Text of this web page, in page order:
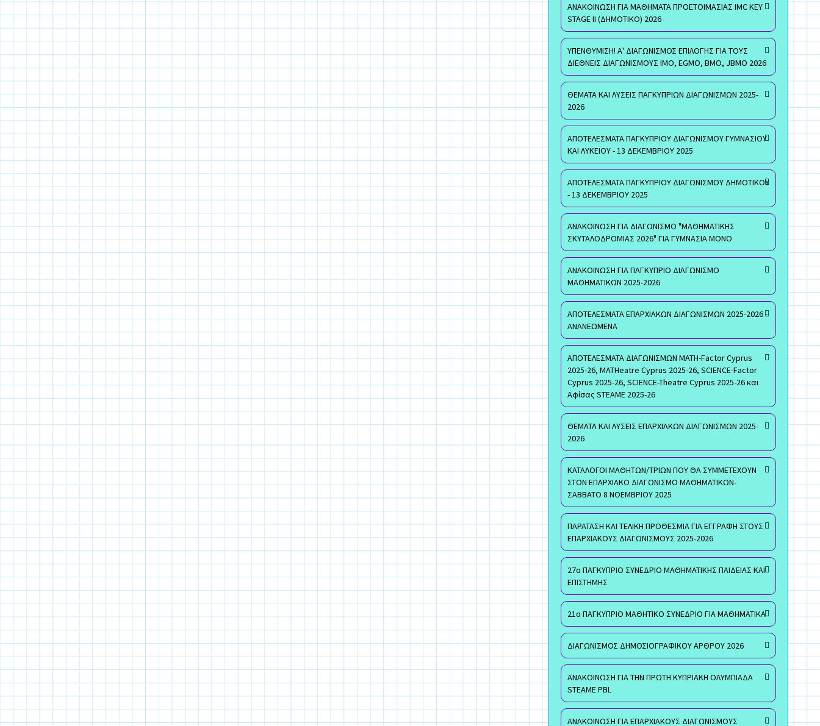
ΑΝΑΚΟΙΝΩΣΗ ΓΙΑ ΜΑΘΗΜΑΤΑ ΠΡΟΕΤΟΙΜΑΣΙΑΣ IMC KEY
STAGE II (ΔΗΜΟΤΙΚΟ) 2026
ΥΠΕΝΘΥΜΙΣΗ! Α' ΔΙΑΓΩΝΙΣΜΟΣ ΕΠΙΛΟΓΗΣ ΓΙΑ ΤΟΥΣ
ΔΙΕΘΝΕΙΣ ΔΙΑΓΩΝΙΣΜΟΥΣ ΙΜΟ, EGMO, ΒΜΟ, JBMO 2026
ΘΕΜΑΤΑ ΚΑΙ ΛΥΣΕΙΣ ΠΑΓΚΥΠΡΙΩΝ ΔΙΑΓΩΝΙΣΜΩΝ 2025-
2026
ΑΠΟΤΕΛΕΣΜΑΤΑ ΠΑΓΚΥΠΡΙΟΥ ΔΙΑΓΩΝΙΣΜΟΥ ΓΥΜΝΑΣΙΟΥ
ΚΑΙ ΛΥΚΕΙΟΥ - 13 ΔΕΚΕΜΒΡΙΟΥ 2025
ΑΠΟΤΕΛΕΣΜΑΤΑ ΠΑΓΚΥΠΡΙΟΥ ΔΙΑΓΩΝΙΣΜΟΥ ΔΗΜΟΤΙΚΟΥ
- 13 ΔΕΚΕΜΒΡΙΟΥ 2025
ΑΝΑΚΟΙΝΩΣΗ ΓΙΑ ΔΙΑΓΩΝΙΣΜΟ "ΜΑΘΗΜΑΤΙΚΗΣ
ΣΚΥΤΑΛΟΔΡΟΜΙΑΣ 2026" ΓΙΑ ΓΥΜΝΑΣΙΑ ΜΟΝΟ
ΑΝΑΚΟΙΝΩΣΗ ΓΙΑ ΠΑΓΚΥΠΡΙΟ ΔΙΑΓΩΝΙΣΜΟ
ΜΑΘΗΜΑΤΙΚΩΝ 2025-2026
ΑΠΟΤΕΛΕΣΜΑΤΑ ΕΠΑΡΧΙΑΚΩΝ ΔΙΑΓΩΝΙΣΜΩΝ 2025-2026 -
ΑΝΑΝΕΩΜΕΝΑ
ΑΠΟΤΕΛΕΣΜΑΤΑ ΔΙΑΓΩΝΙΣΜΩΝ MATH-Factor Cyprus
2025-26, MATHeatre Cyprus 2025-26, SCIENCE-Factor
Cyprus 2025-26, SCIENCE-Theatre Cyprus 2025-26 και
Αφίσας STEAME 2025-26
ΘΕΜΑΤΑ ΚΑΙ ΛΥΣΕΙΣ ΕΠΑΡΧΙΑΚΩΝ ΔΙΑΓΩΝΙΣΜΩΝ 2025-
2026
ΚΑΤΑΛΟΓΟΙ ΜΑΘΗΤΩΝ/ΤΡΙΩΝ ΠΟΥ ΘΑ ΣΥΜΜΕΤΕΧΟΥΝ
ΣΤΟΝ ΕΠΑΡΧΙΑΚΟ ΔΙΑΓΩΝΙΣΜΟ ΜΑΘΗΜΑΤΙΚΩΝ-
ΣΑΒΒΑΤΟ 8 ΝΟΕΜΒΡΙΟΥ 2025
ΠΑΡΑΤΑΣΗ ΚΑΙ ΤΕΛΙΚΗ ΠΡΟΘΕΣΜΙΑ ΓΙΑ ΕΓΓΡΑΦΗ ΣΤΟΥΣ
ΕΠΑΡΧΙΑΚΟΥΣ ΔΙΑΓΩΝΙΣΜΟΥΣ 2025-2026
27ο ΠΑΓΚΥΠΡΙΟ ΣΥΝΕΔΡΙΟ ΜΑΘΗΜΑΤΙΚΗΣ ΠΑΙΔΕΙΑΣ ΚΑΙ
ΕΠΙΣΤΗΜΗΣ
21ο ΠΑΓΚΥΠΡΙΟ ΜΑΘΗΤΙΚΟ ΣΥΝΕΔΡΙΟ ΓΙΑ ΜΑΘΗΜΑΤΙΚΑ
ΔΙΑΓΩΝΙΣΜΟΣ ΔΗΜΟΣΙΟΓΡΑΦΙΚΟΥ ΑΡΘΡΟΥ 2026
ΑΝΑΚΟΙΝΩΣΗ ΓΙΑ ΤΗΝ ΠΡΩΤΗ ΚΥΠΡΙΑΚΗ ΟΛΥΜΠΙΑΔΑ
STEAME PBL
ΑΝΑΚΟΙΝΩΣΗ ΓΙΑ ΕΠΑΡΧΙΑΚΟΥΣ ΔΙΑΓΩΝΙΣΜΟΥΣ